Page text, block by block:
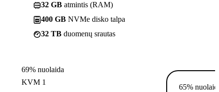
32 GB atmintis (RAM)
400 GB NVMe disko talpa
32 TB duomenų srautas
69% nuolaida
KVM 1
65%